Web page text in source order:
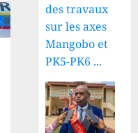
des travaux
sur les axes
Mangobo et
PK5-PK6 ...